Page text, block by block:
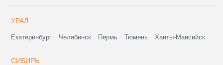
УРАЛ
Екатеринбург Челябинск Пермь Тюмень Ханты-Мансийск
СИБИРЬ